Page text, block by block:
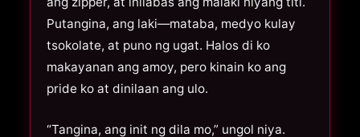
Putangina, ang laki—mataba, medyo kulay
tsokolate, at puno ng ugat. Halos di ko
makayanan ang amoy, pero kinain ko ang
pride ko at dinilaan ang ulo.
“Tangina, ang init ng dila mo,” ungol niya.